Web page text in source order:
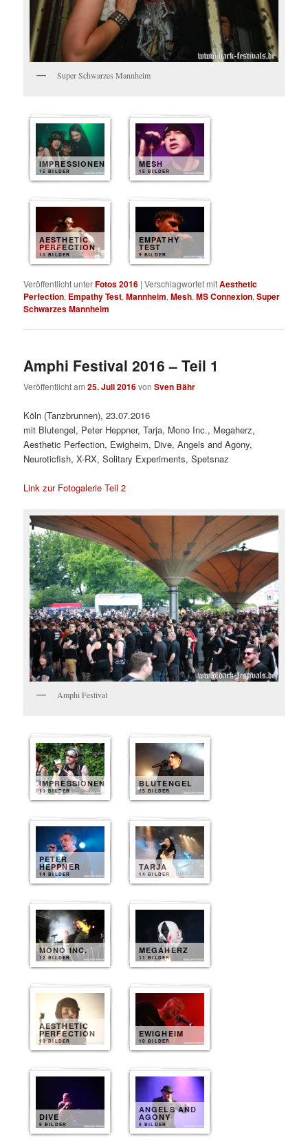
Super Schwarzes Mannheim
IMPRESSIONEN
15 BILDER
MESH
15 BILDER
AESTHETIC
PERFECTION
11 BILDER
EMPATHY
TEST
9 BILDER
Veröffentlicht unterFotos 2016 |Verschlagwortet mitAesthetic
Perfection, Empathy Test,Mannheim,Mesh,MS Connexion,Super
Schwarzes Mannheim
Amphi Festival 2016 – Teil 1
Veröffentlicht am25. Juli 2016vonSven Bähr
Köln (Tanzbrunnen), 23.07.2016
mit Blutengel, Peter Heppner, Tarja, Mono Inc., Megaherz,
Aesthetic Perfection, Ewigheim, Dive, Angels and Agony,
Neuroticfish, X-RX, Solitary Experiments, Spetsnaz
Link zur Fotogalerie Teil 2
Amphi Festival
IMPRESSIONEN
15 BILDER
BLUTENGEL
15 BILDER
PETER
HEPPNER
14 BILDER
TARJA
14 BILDER
MONO INC.
12 BILDER
MEGAHERZ
11 BILDER
AESTHETIC
PERFECTION
10 BILDER
EWIGHEIM
10 BILDER
DIVE
8 BILDER
ANGELS AND
AGONY
8 BILDER